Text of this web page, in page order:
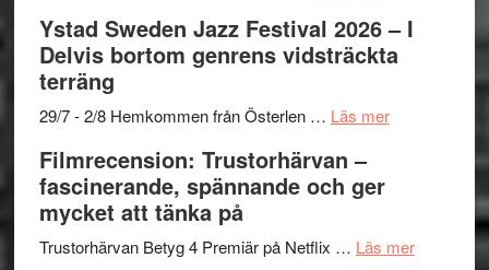
med
Fox
och
Scully
stipendium
Det
grönaste
–
och
lättsam
Ystad Sweden Jazz Festival 2026 – I
Delvis bortom genrens vidsträckta
terräng
29/7 - 2/8 Hemkommen från Österlen … Läs merom
2026
Filmrecension: Trustorhärvan –
fascinerande, spännande och ger
mycket att tänka på
Trustorhärvan Betyg 4 Premiär på Netflix … Läs merom